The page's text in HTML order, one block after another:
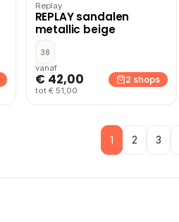
Replay
REPLAY sandalen
metallic beige
38
vanaf
€ 42,00
tot € 51,00
2 shops
1 2 3